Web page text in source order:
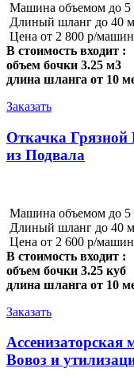
Машина объемом до 5
Длиный шланг до 40
Цена от 2 800 р/
В стоимость входит :
объем бочки 3.25 м3
длина шланга от 10
Заказать
Откачка
из Подвала
Машина объемом до 5
Длиный шланг до 40
Цена от 2 600 р/
В стоимость входит :
объем бочки 3.25 куб
длина шланга от 10
Заказать
Вовоз и